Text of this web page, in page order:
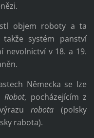
objem roboty a ta
systém panství
nevolnictví v 18. a 19.
Německa se lze
Robot, pocházejícím z
výrazurobota (polsky
rabota).